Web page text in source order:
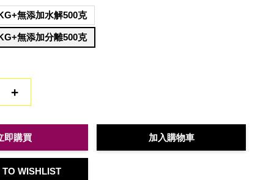
無添加水解500克
無添加分離500克
+
即購買 加入購物車
TO WISHLIST